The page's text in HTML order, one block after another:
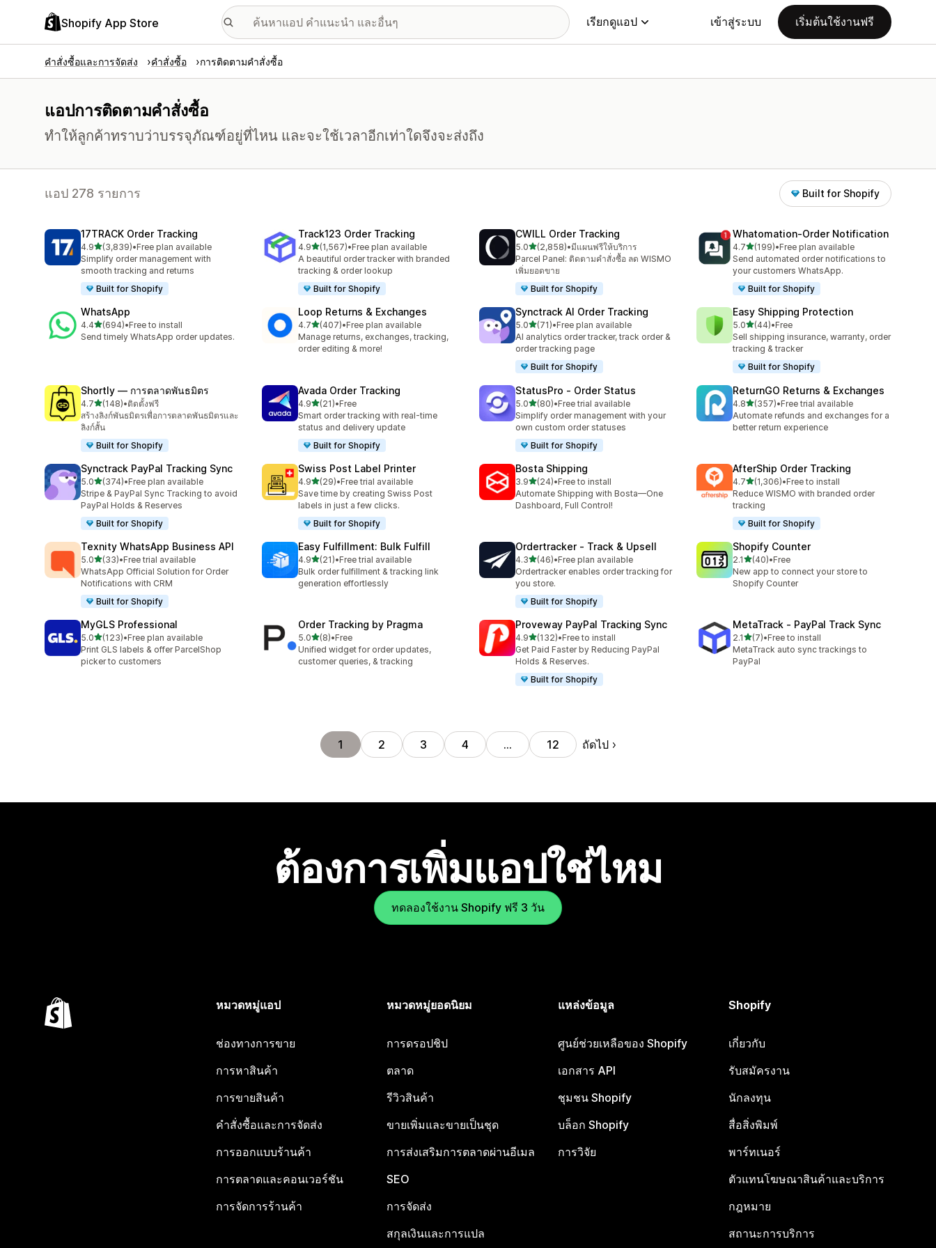
Shopify App Store เรียกดูแอป เข้าสู่ระบบ เริ่มต้นใช้งานฟรี
คำสั่งซื้อและการจัดส่ง คำสั่งซื้อ การติดตามคำสั่งซื้อ
แอปการติดตามคำสั่งซื้อ
ทำให้ลูกค้าทราบว่าบรรจุภัณฑ์อยู่ที่ไหน และจะใช้เวลาอีกเท่าใดจึงจะส่งถึง
แอป 278 รายการ Built for Shopify
17TRACK Order Tracking
4.9เต็ม 5 ดาว
(3,839)
ทั้งหมด 3839 รีวิว
•Free plan available
Simplify order management with
smooth tracking and returns
Built for Shopify
Track123 Order Tracking
4.9เต็ม 5 ดาว
(1,567)
ทั้งหมด 1567 รีวิว
•Free plan available
A beautiful order tracker with branded
tracking & order lookup
Built for Shopify
CWILL Order Tracking
5.0เต็ม 5 ดาว
(2,858)
ทั้งหมด 2858 รีวิว
•มีแผนฟรีให้บริการ
Parcel Panel: ติดตามคำสั่งซื้อ ลด WISMO
เพิ่มยอดขาย
Built for Shopify
Whatomation‑Order Notification
4.7เต็ม 5 ดาว
(199)
ทั้งหมด 199 รีวิว
•Free plan available
Send automated order notifications to
your customers WhatsApp.
Built for Shopify
WhatsApp
4.4เต็ม 5 ดาว
(694)
ทั้งหมด 694 รีวิว
•Free to install
Send timely WhatsApp order updates.
Loop Returns & Exchanges
4.7เต็ม 5 ดาว
(407)
ทั้งหมด 407 รีวิว
•Free plan available
Manage returns, exchanges, tracking,
order editing & more!
Synctrack AI Order Tracking
5.0เต็ม 5 ดาว
(71)
ทั้งหมด 71 รีวิว
•Free plan available
AI analytics order tracker, track order &
order tracking page
Built for Shopify
Easy Shipping Protection
5.0เต็ม 5 ดาว
(44)
ทั้งหมด 44 รีวิว
•Free
Sell shipping insurance, warranty, order
tracking & tracker
Built for Shopify
Shortly — การตลาดพันธมิตร
4.7เต็ม 5 ดาว
(148)
ทั้งหมด 148 รีวิว
•ติดตั้งฟรี
สร้างลิงก์พันธมิตรเพื่อการตลาดพันธมิตรและ
ลิงก์สั้น
Built for Shopify
Avada Order Tracking
4.9เต็ม 5 ดาว
(21)
ทั้งหมด 21 รีวิว
•Free
Smart order tracking with real-time
status and delivery update
Built for Shopify
StatusPro ‑ Order Status
5.0เต็ม 5 ดาว
(80)
ทั้งหมด 80 รีวิว
•Free trial available
Simplify order management with your
own custom order statuses
Built for Shopify
ReturnGO Returns & Exchanges
4.8เต็ม 5 ดาว
(357)
ทั้งหมด 357 รีวิว
•Free trial available
Automate refunds and exchanges for a
better return experience
Synctrack PayPal Tracking Sync
5.0เต็ม 5 ดาว
(374)
ทั้งหมด 374 รีวิว
•Free plan available
Stripe & PayPal Sync Tracking to avoid
PayPal Holds & Reserves
Built for Shopify
Swiss Post Label Printer
4.9เต็ม 5 ดาว
(29)
ทั้งหมด 29 รีวิว
•Free trial available
Save time by creating Swiss Post
labels in just a few clicks.
Built for Shopify
Bosta Shipping
3.9เต็ม 5 ดาว
(24)
ทั้งหมด 24 รีวิว
•Free to install
Automate Shipping with Bosta—One
Dashboard, Full Control!
AfterShip Order Tracking
4.7เต็ม 5 ดาว
(1,306)
ทั้งหมด 1306 รีวิว
•Free to install
Reduce WISMO with branded order
tracking
Built for Shopify
Texnity WhatsApp Business API
5.0เต็ม 5 ดาว
(33)
ทั้งหมด 33 รีวิว
•Free trial available
WhatsApp Official Solution for Order
Notifications with CRM
Built for Shopify
Easy Fulfillment: Bulk Fulfill
4.9เต็ม 5 ดาว
(21)
ทั้งหมด 21 รีวิว
•Free trial available
Bulk order fulfillment & tracking link
generation effortlessly
Ordertracker ‑ Track & Upsell
4.3เต็ม 5 ดาว
(46)
ทั้งหมด 46 รีวิว
•Free plan available
Ordertracker enables order tracking for
you store.
Built for Shopify
Shopify Counter
2.1เต็ม 5 ดาว
(40)
ทั้งหมด 40 รีวิว
•Free
New app to connect your store to
Shopify Counter
MyGLS Professional
5.0เต็ม 5 ดาว
(123)
ทั้งหมด 123 รีวิว
•Free plan available
Print GLS labels & offer ParcelShop
picker to customers
Order Tracking by Pragma
5.0เต็ม 5 ดาว
(8)
ทั้งหมด 8 รีวิว
•Free
Unified widget for order updates,
customer queries, & tracking
Proveway PayPal Tracking Sync
4.9เต็ม 5 ดาว
(132)
ทั้งหมด 132 รีวิว
•Free to install
Get Paid Faster by Reducing PayPal
Holds & Reserves.
Built for Shopify
MetaTrack ‑ PayPal Track Sync
2.1เต็ม 5 ดาว
(7)
ทั้งหมด 7 รีวิว
•Free to install
MetaTrack auto sync trackings to
PayPal
1 2 3 4 … 12 ถัดไป
ต้องการเพิ่มแอปใช่ไหม
ทดลองใช้งาน Shopify ฟรี 3 วัน
หมวดหมู่แอป
ช่องทางการขาย
การหาสินค้า
การขายสินค้า
คำสั่งซื้อและการจัดส่ง
การออกแบบร้านค้า
การตลาดและคอนเวอร์ชัน
การจัดการร้านค้า
หมวดหมู่ยอดนิยม
การดรอปชิป
ตลาด
รีวิวสินค้า
ขายเพิ่มและขายเป็นชุด
การส่งเสริมการตลาดผ่านอีเมล
SEO
การจัดส่ง
สกุลเงินและการแปล
แหล่งข้อมูล
ศูนย์ช่วยเหลือของ Shopify
เอกสาร API
ชุมชน Shopify
บล็อก Shopify
การวิจัย
Shopify
เกี่ยวกับ
รับสมัครงาน
นักลงทุน
สื่อสิ่งพิมพ์
พาร์ทเนอร์
ตัวแทนโฆษณาสินค้าและบริการ
กฎหมาย
สถานะการบริการ